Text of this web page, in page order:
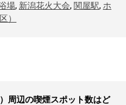
場, 新潟花火大会, 関屋駅, ホ
）
周辺の喫煙スポット数はど